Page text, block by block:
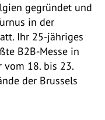
gegründet und
in der
Ihr 25-jähriges
B2B-Messe in
vom 18. bis 23.
der Brussels